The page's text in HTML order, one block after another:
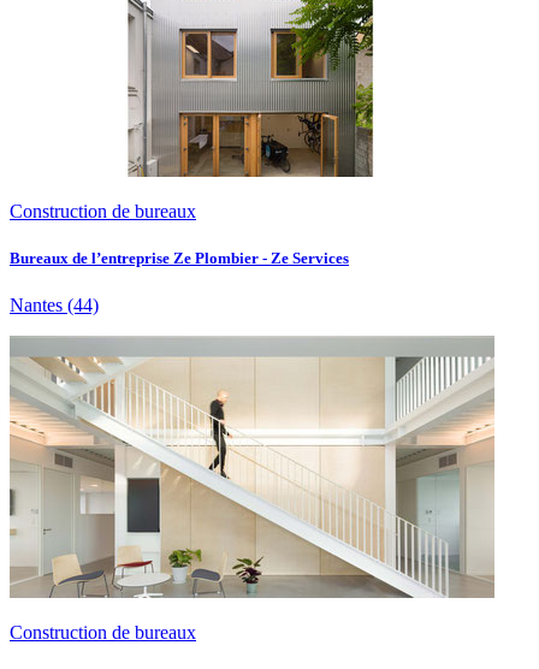
Construction de bureaux
Bureaux de l’entreprise Ze Plombier - Ze Services
Nantes (44)
Construction de bureaux